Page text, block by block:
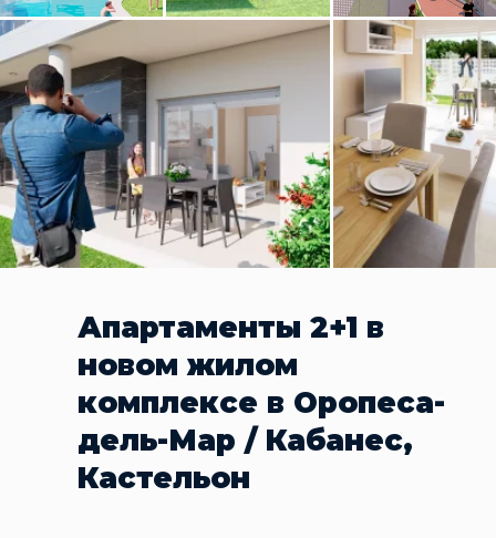
Апартаменты 2+1 в
новом жилом
комплексе в Оропеса-
дель-Мар / Кабанес,
Кастельон